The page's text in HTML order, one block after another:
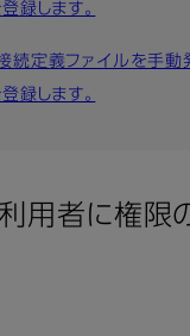
録します。
定義ファイルを手動
録します。
用者に権限